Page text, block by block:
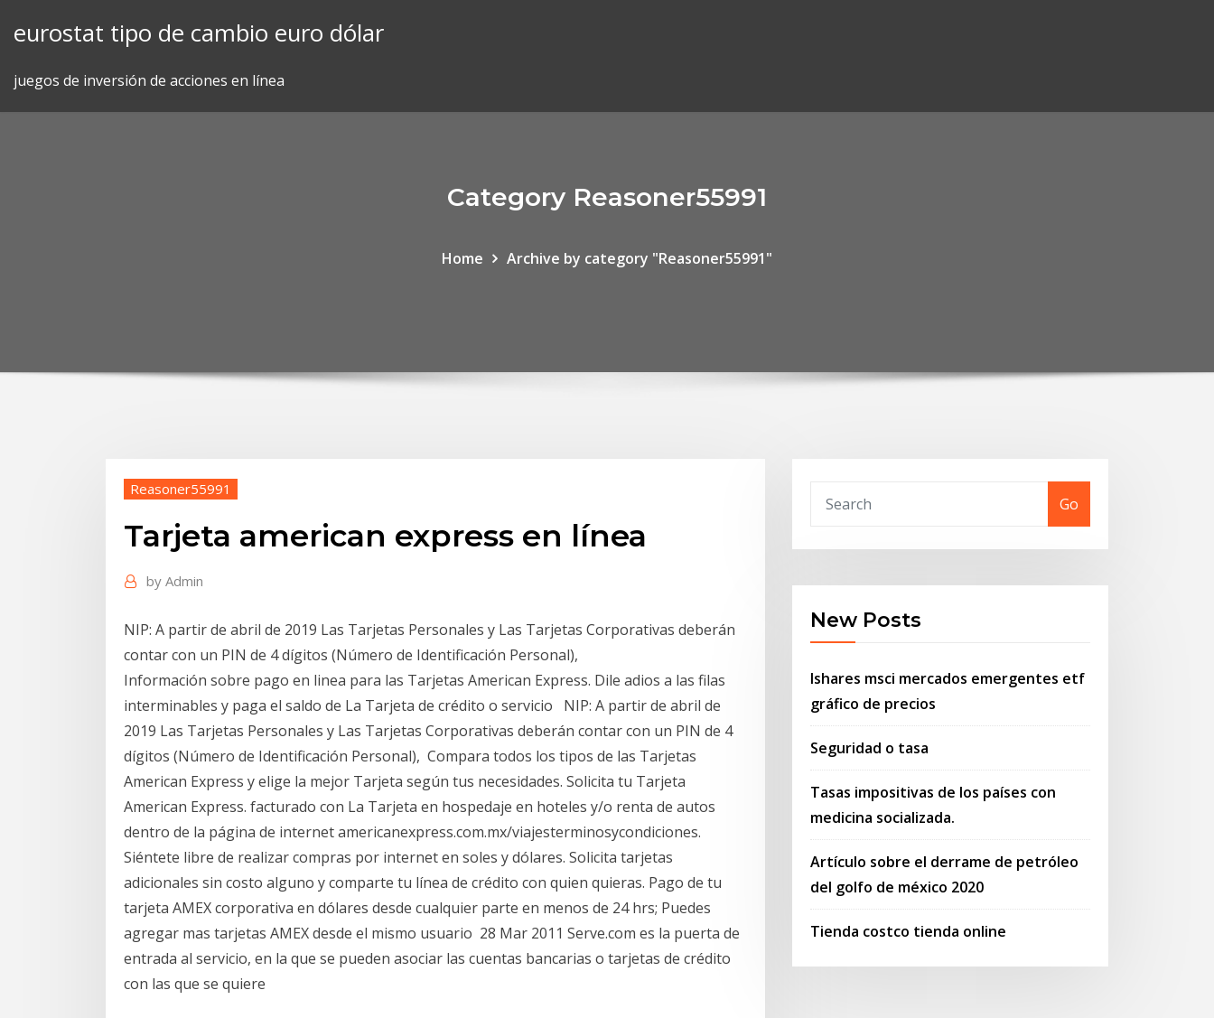
eurostat tipo de cambio euro dólar
juegos de inversión de acciones en línea
Category Reasoner55991
Home Archive by category "Reasoner55991"
Reasoner55991
Tarjeta american express en línea
by Admin
NIP: A partir de abril de 2019 Las Tarjetas Personales y Las Tarjetas Corporativas deberán
contar con un PIN de 4 dígitos (Número de Identificación Personal),
Información sobre pago en linea para las Tarjetas American Express. Dile adios a las filas
interminables y paga el saldo de La Tarjeta de crédito o servicio NIP: A partir de abril de
2019 Las Tarjetas Personales y Las Tarjetas Corporativas deberán contar con un PIN de 4
dígitos (Número de Identificación Personal), Compara todos los tipos de las Tarjetas
American Express y elige la mejor Tarjeta según tus necesidades. Solicita tu Tarjeta
American Express. facturado con La Tarjeta en hospedaje en hoteles y/o renta de autos
dentro de la página de internet americanexpress.com.mx/viajesterminosycondiciones.
Siéntete libre de realizar compras por internet en soles y dólares. Solicita tarjetas
adicionales sin costo alguno y comparte tu línea de crédito con quien quieras. Pago de tu
tarjeta AMEX corporativa en dólares desde cualquier parte en menos de 24 hrs; Puedes
agregar mas tarjetas AMEX desde el mismo usuario 28 Mar 2011 Serve.com es la puerta de
entrada al servicio, en la que se pueden asociar las cuentas bancarias o tarjetas de crédito
con las que se quiere
Go
New Posts
Ishares msci mercados emergentes etf
gráfico de precios
Seguridad o tasa
Tasas impositivas de los países con
medicina socializada.
Artículo sobre el derrame de petróleo
del golfo de méxico 2020
Tienda costco tienda online